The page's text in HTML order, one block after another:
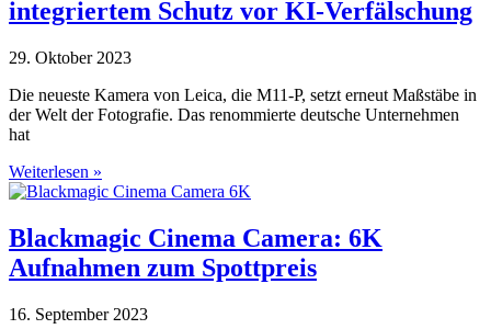
integriertem Schutz vor KI-Verfälschung
29. Oktober 2023
Die neueste Kamera von Leica, die M11-P, setzt erneut Maßstäbe in
der Welt der Fotografie. Das renommierte deutsche Unternehmen
hat
Weiterlesen »
Blackmagic Cinema Camera: 6K
Aufnahmen zum Spottpreis
16. September 2023